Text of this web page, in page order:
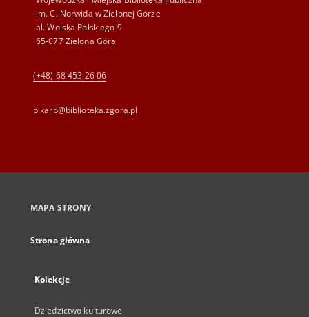
im. C. Norwida w Zielonej Górze
al. Wojska Polskiego 9
65-077 Zielona Góra
(+48) 68 453 26 06
p.karp@biblioteka.zgora.pl
MAPA STRONY
Strona główna
Kolekcje
Dziedzictwo kulturowe